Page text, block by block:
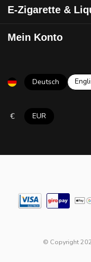
E-Zigarette &
Mein Konto
Deutsch
€ EUR
© Copyright